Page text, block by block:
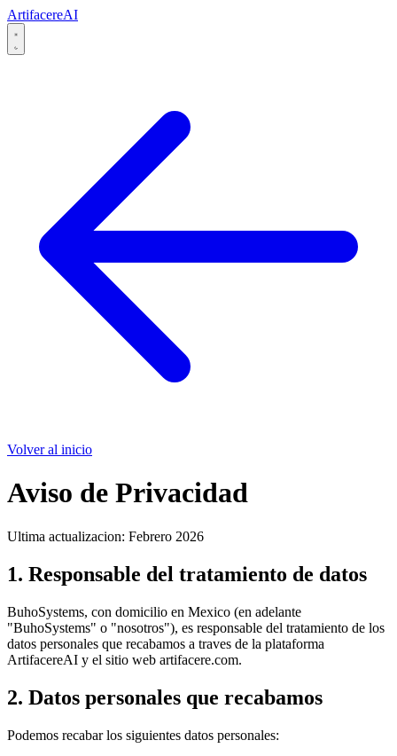
ArtifacereAI
Volver al inicio
Aviso de Privacidad
Ultima actualizacion: Febrero 2026
1. Responsable del tratamiento de datos
BuhoSystems, con domicilio en Mexico (en adelante
"BuhoSystems" o "nosotros"), es responsable del tratamiento de los
datos personales que recabamos a traves de la plataforma
ArtifacereAI y el sitio web artifacere.com.
2. Datos personales que recabamos
Podemos recabar los siguientes datos personales: